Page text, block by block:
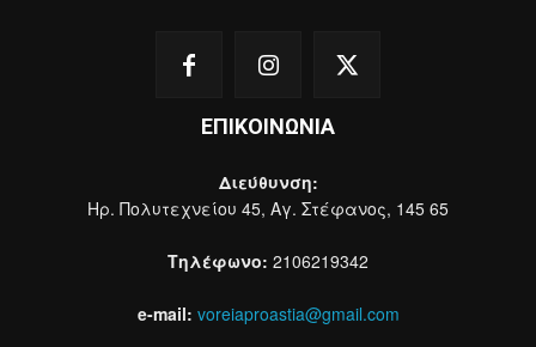
ΕΠΙΚΟΙΝΩΝΙΑ
Διεύθυνση:
Ηρ. Πολυτεχνείου 45, Αγ. Στέφανος, 145 65
Τηλέφωνο: 2106219342
e-mail: voreiaproastia@gmail.com